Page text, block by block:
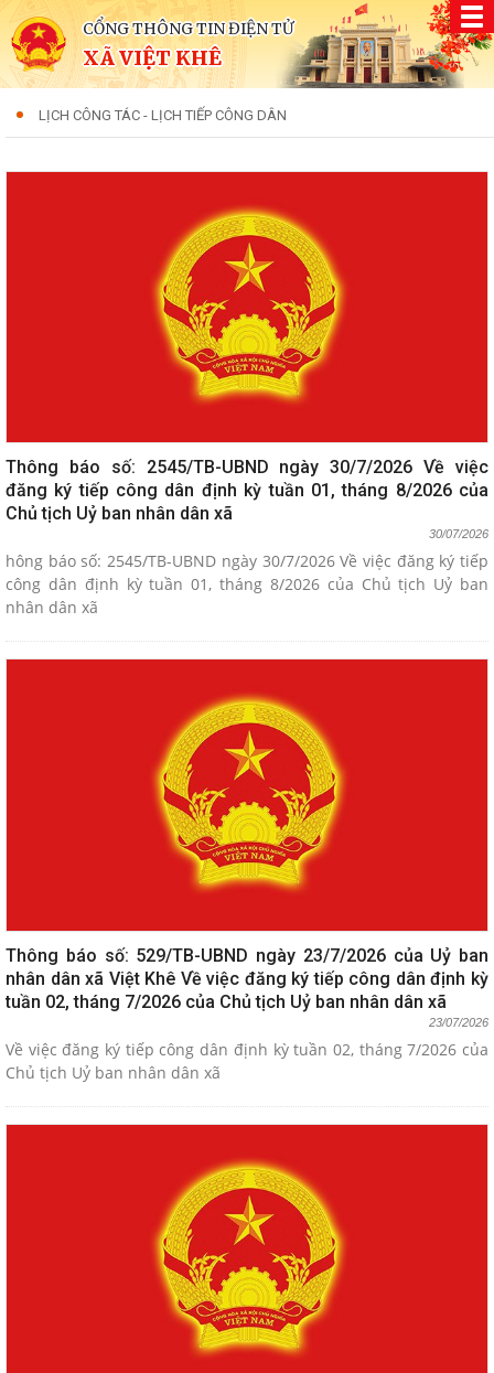
CỔNG THÔNG TIN ĐIỆN TỬ
XÃ VIỆT KHÊ
LỊCH CÔNG TÁC - LỊCH TIẾP CÔNG DÂN
Thông báo số: 2545/TB-UBND ngày 30/7/2026 Về việc
đăng ký tiếp công dân định kỳ tuần 01, tháng 8/2026 của
Chủ tịch Uỷ ban nhân dân xã
30/07/2026
hông báo số: 2545/TB-UBND ngày 30/7/2026 Về việc đăng ký tiếp
công dân định kỳ tuần 01, tháng 8/2026 của Chủ tịch Uỷ ban
nhân dân xã
Thông báo số: 529/TB-UBND ngày 23/7/2026 của Uỷ ban
nhân dân xã Việt Khê Về việc đăng ký tiếp công dân định kỳ
tuần 02, tháng 7/2026 của Chủ tịch Uỷ ban nhân dân xã
23/07/2026
Về việc đăng ký tiếp công dân định kỳ tuần 02, tháng 7/2026 của
Chủ tịch Uỷ ban nhân dân xã